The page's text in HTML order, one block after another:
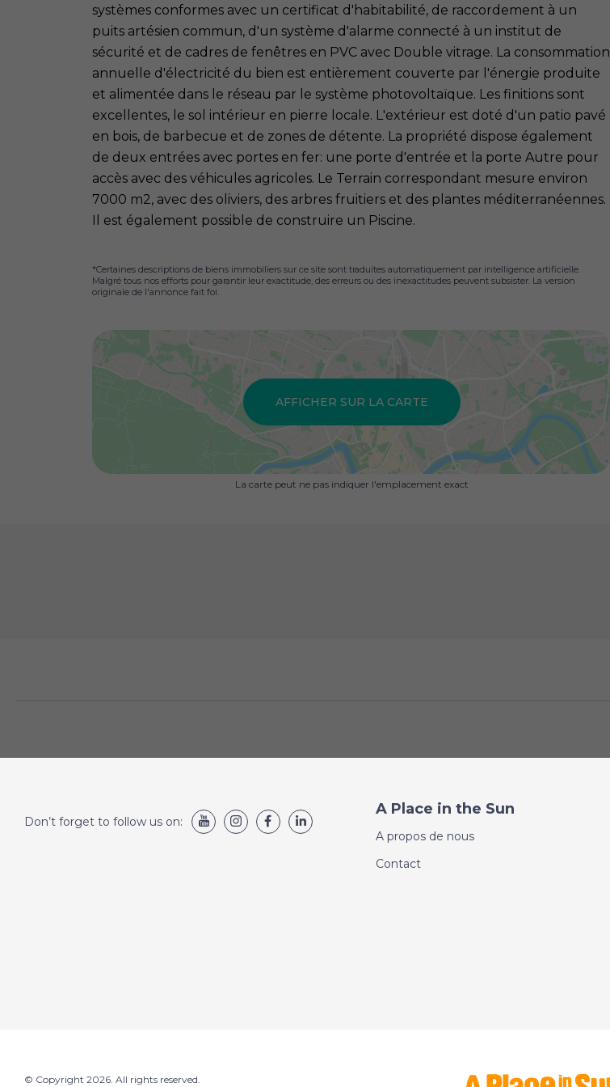
systèmes conformes avec un certificat d'habitabilité, de raccordement à un
puits artésien commun, d'un système d'alarme connecté à un institut de
sécurité et de cadres de fenêtres en PVC avec Double vitrage. La consommation
annuelle d'électricité du bien est entièrement couverte par l'énergie produite
et alimentée dans le réseau par le système photovoltaïque. Les finitions sont
excellentes, le sol intérieur en pierre locale. L'extérieur est doté d'un patio pavé
en bois, de barbecue et de zones de détente. La propriété dispose également
de deux entrées avec portes en fer: une porte d'entrée et la porte Autre pour
accès avec des véhicules agricoles. Le Terrain correspondant mesure environ
7000 m2, avec des oliviers, des arbres fruitiers et des plantes méditerranéennes.
Il est également possible de construire un Piscine.
*Certaines descriptions de biens immobiliers sur ce site sont traduites automatiquement par intelligence artificielle.
Malgré tous nos efforts pour garantir leur exactitude, des erreurs ou des inexactitudes peuvent subsister. La version
originale de l'annonce fait foi.
AFFICHER SUR LA CARTE
La carte peut ne pas indiquer l'emplacement exact
Don’t forget to follow us on:
A Place in the Sun
A propos de nous
Contact
© Copyright 2026. All rights reserved.